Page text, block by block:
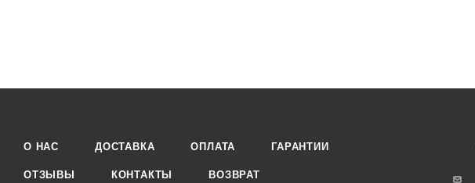
О НАС ДОСТАВКА ОПЛАТА ГАРАНТИИ
ОТЗЫВЫ КОНТАКТЫ ВОЗВРАТ